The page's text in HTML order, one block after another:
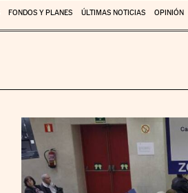
FONDOS Y PLANES ÚLTIMAS NOTICIAS OPINIÓN